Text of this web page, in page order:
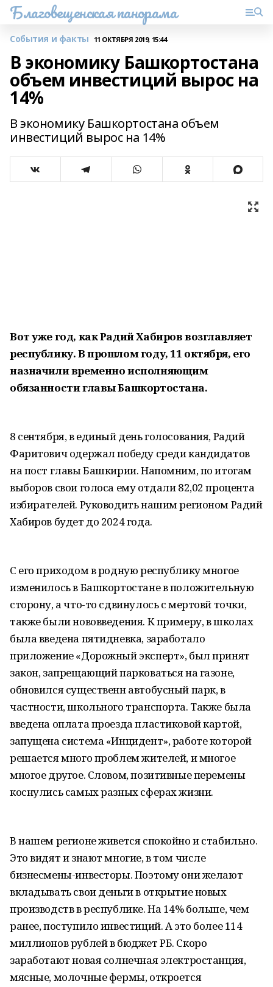
Благовещенская панорама
События и факты 11 ОКТЯБРЯ 2019, 15:44
В экономику Башкортостана
объем инвестиций вырос на
14%
В экономику Башкортостана объем
инвестиций вырос на 14%
Вот уже год, как Радий Хабиров возглавляет
республику. В прошлом году, 11 октября, его
назначили временно исполняющим
обязанности главы Башкортостана.
8 сентября, в единый день голосования, Радий
Фаритович одержал победу среди кандидатов
на пост главы Башкирии. Напомним, по итогам
выборов свои голоса ему отдали 82,02 процента
избирателей. Руководить нашим регионом Радий
Хабиров будет до 2024 года.
С его приходом в родную республику многое
изменилось в Башкортостане в положительную
сторону, а что-то сдвинулось с мертовй точки,
также были нововведения. К примеру, в школах
была введена пятидневка, заработало
приложение «Дорожный эксперт», был принят
закон, запрещающий парковаться на газоне,
обновился существенн автобусный парк, в
частности, школьного транспорта. Также была
введена оплата проезда пластиковой картой,
запущена система «Инцидент», работе которой
решается много проблем жителей, и многое
многое другое. Словом, позитивные перемены
коснулись самых разных сферах жизни.
В нашем регионе живется спокойно и стабильно.
Это видят и знают многие, в том числе
бизнесмены-инвесторы. Поэтому они желают
вкладывать свои деньги в открытие новых
производств в республике. На 14% больше, чем
ранее, поступило инвестиций. А это более 114
миллионов рублей в бюджет РБ. Скоро
заработают новая солнечная электростанция,
мясные, молочные фермы, откроется